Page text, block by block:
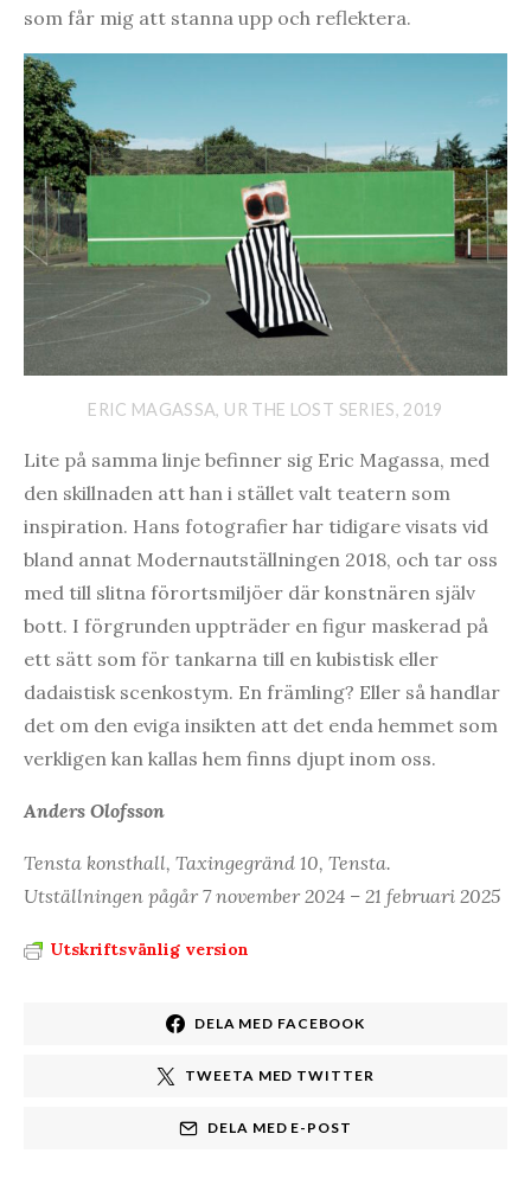
som får mig att stanna upp och reflektera.
ERIC MAGASSA, UR THE LOST SERIES, 2019
Lite på samma linje befinner sig Eric Magassa, med
den skillnaden att han i stället valt teatern som
inspiration. Hans fotografier har tidigare visats vid
bland annat Modernautställningen 2018, och tar oss
med till slitna förortsmiljöer där konstnären själv
bott. I förgrunden uppträder en figur maskerad på
ett sätt som för tankarna till en kubistisk eller
dadaistisk scenkostym. En främling? Eller så handlar
det om den eviga insikten att det enda hemmet som
verkligen kan kallas hem finns djupt inom oss.
Anders Olofsson
Tensta konsthall, Taxingegränd 10, Tensta.
Utställningen pågår 7 november 2024 – 21 februari 2025
Utskriftsvänlig version
DELA MED FACEBOOK
TWEETA MED TWITTER
DELA MED E-POST